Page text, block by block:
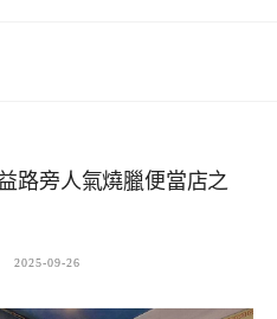
路旁人氣燒臘便當店之
2025-09-26